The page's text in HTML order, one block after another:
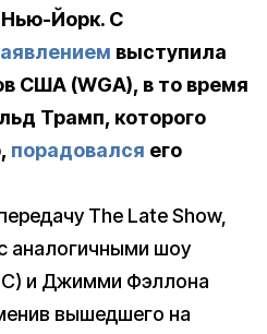
Йорк. С
выступила
США (WGA), в то время
Трамп, которого
порадовался его
The Late Show,
аналогичными шоу
и Джимми Фэллона
вышедшего на